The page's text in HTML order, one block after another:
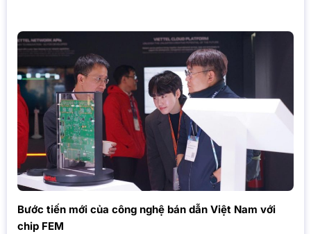
Bước tiến mới của công nghệ bán dẫn Việt Nam với
chip FEM